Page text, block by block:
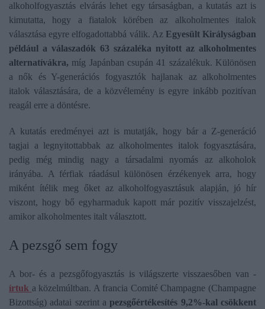
alkoholfogyasztás elvárás lehet egy társaságban, a kutatás azt is
kimutatta, hogy a fiatalok körében az alkoholmentes italok
választása egyre elfogadottabbá válik. Az Egyesült Királyságban
például a válaszadók 63 százaléka nyitott az alkoholmentes
alternatívákra, míg Japánban csupán 41 százalékuk. Különösen
a nők és Y-generációs fogyasztók hajlanak az alkoholmentes
italok választására, de a közvélemény is egyre inkább pozitívan
reagál erre a döntésre.
A kutatás eredményei azt is mutatják, hogy bár a Z-generáció
tagjai a legnyitottabbak az alkoholmentes italok fogyasztására,
pedig még mindig nagy a társadalmi nyomás az alkoholok
irányába. A férfiak ráadásul különösen érzékenyek arra, hogy
miként ítélik meg őket az alkoholfogyasztásuk alapján, jó hír
viszont, hogy bő egyharmaduk kapott már pozitív visszajelzést,
amikor alkoholmentes italt választott.
A pezsgő sem fogy
A bor- és a pezsgőfogyasztás is világszerte visszaesőben van -
írtuk a közelmúltban. A francia Comité Champagne (Champagne
Bizottság) adatai szerint apezsgőértékesítés 9,2%-kal csökkent